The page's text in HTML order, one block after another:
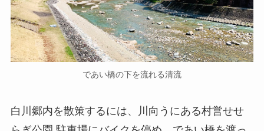
であい橋の下を流れる清流
白川郷内を散策するには、川向うにある村営せせ